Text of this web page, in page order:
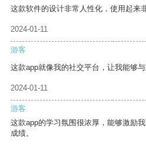
这款软件的设计非常人性化，使用起来
2024-01-11
游客
这款app就像我的社交平台，让我能够
2024-01-11
游客
这款app的学习氛围很浓厚，能够激励
成绩。